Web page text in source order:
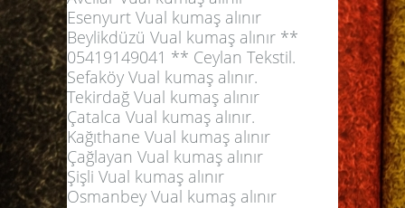
Esenyurt Vual kumaş alınır
Beylikdüzü Vual kumaş alınır **
05419149041 ** Ceylan Tekstil.
Sefaköy Vual kumaş alınır.
Tekirdağ Vual kumaş alınır
Çatalca Vual kumaş alınır.
Kağıthane Vual kumaş alınır
Çağlayan Vual kumaş alınır
Şişli Vual kumaş alınır
Osmanbey Vual kumaş alınır